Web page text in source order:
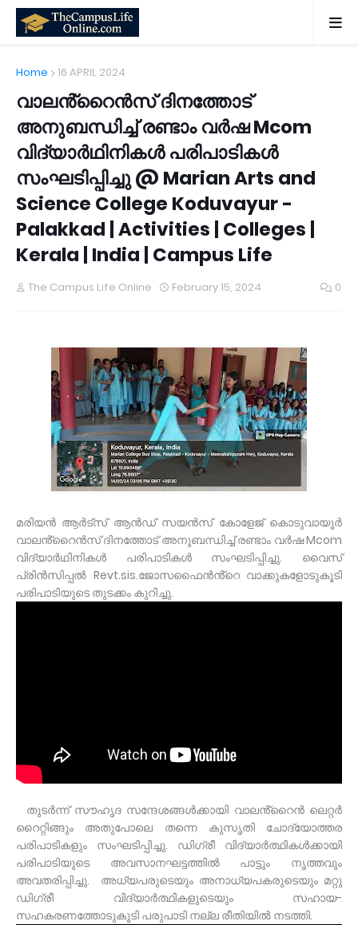
Home 16 APRIL 2024
വാലൻ്റൈൻസ് ദിനത്തോട്
അനുബന്ധിച്ച് രണ്ടാം വർഷ Mcom
വിദ്യാർഥിനികൾ പരിപാടികൾ
സംഘടിപ്പിച്ചു @ Marian Arts and
Science College Koduvayur -
Palakkad | Activities | Colleges |
Kerala | India | Campus Life
The Campus Life Online February 15, 2024 0
മരിയൻ ആർട്സ് ആൻഡ് സയൻസ് കോളേജ് കൊടുവായൂർ
വാലൻ്റൈൻസ് ദിനത്തോട് അനുബന്ധിച്ച് രണ്ടാം വർഷ Mcom
വിദ്യാർഥിനികൾ പരിപാടികൾ സംഘടിപ്പിച്ചു. വൈസ്
പ്രിൻസിപ്പൽ Revt.sis.ജോസഫൈൻൻ്റെ വാക്കുകളോടുകൂടി
പരിപാടിയുടെ തുടക്കം കുറിച്ചു.
തുടർന്ന് സൗഹൃദ സന്ദേശങ്ങൾക്കായി വാലൻ്റൈൻ ലെറ്റർ
റൈറ്റിങ്ങും അതുപോലെ തന്നെ കുസൃതി ചോദ്യോത്തര
പരിപാടികളും സംഘടിപ്പിച്ചു. ഡിഗ്രീ വിദ്യാർത്ഥികൾക്കായി
പരിപാടിയുടെ അവസാനഘട്ടത്തിൽ പാട്ടും നൃത്തവും
അവതരിപ്പിച്ചു. അധ്യപരുടെയും അനാധ്യപകരുടെയും മറ്റു
ഡിഗ്രീ വിദ്യാർത്ഥികളുടെയും സഹായ-
സഹകരണത്തോടുകൂടി പരുപാടി നല്ല രീതിയിൽ നടത്തി.